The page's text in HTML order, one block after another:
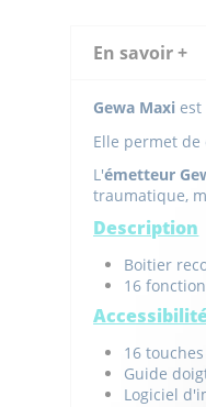
En savoir +
Gewa Maxi
Elle permet de
L'émetteur
traumatique,
Description
Boitier
16
Accessibilité
16
Guide
Logiciel